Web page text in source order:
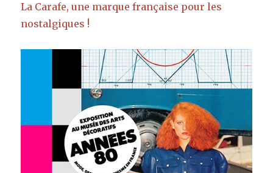
La Carafe, une marque française pour les
nostalgiques !